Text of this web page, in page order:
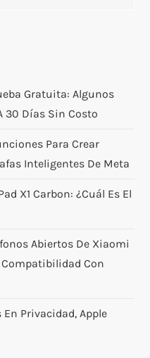
Gratuita: Algunos
30 Días Sin Costo
Para Crear
Inteligentes De Meta
X1 Carbon: ¿Cuál Es El
Abiertos De Xiaomi
Compatibilidad Con
En Privacidad, Apple